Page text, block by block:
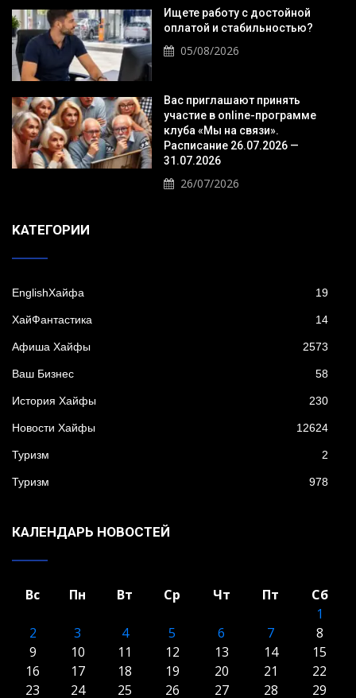
Ищете работу с достойной
оплатой и стабильностью?
05/08/2026
Вас приглашают принять
участие в online-программе
клуба «Мы на связи».
Расписание 26.07.2026 —
31.07.2026
26/07/2026
KАТЕГОРИИ
EnglishХайфа 19
XайФантастика 14
Афиша Хайфы 2573
Ваш Бизнес 58
История Хайфы 230
Новости Хайфы 12624
Туризм 2
Туризм 978
КАЛЕНДАРЬ НОВОСТЕЙ
Вс Пн Вт Ср Чт Пт
Сб
1
2
3 4 5 6 7
8
9
10 11 12 13 14
15
16
17 18 19 20 21
22
23
24 25 26 27 28
29